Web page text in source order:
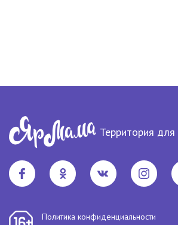
Территория
Политика конфиденциальности